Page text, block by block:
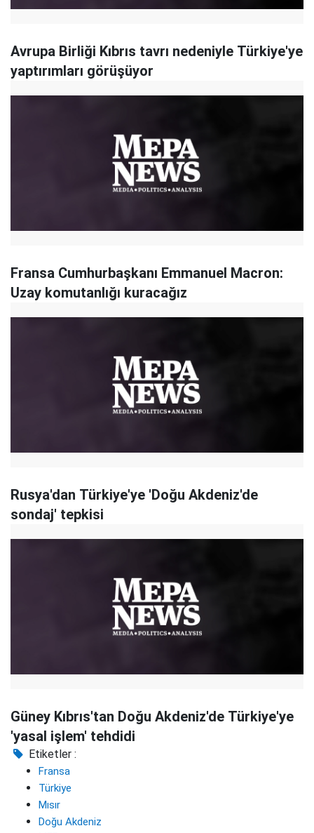
Avrupa Birliği Kıbrıs tavrı nedeniyle Türkiye'ye
yaptırımları görüşüyor
Fransa Cumhurbaşkanı Emmanuel Macron:
Uzay komutanlığı kuracağız
Rusya'dan Türkiye'ye 'Doğu Akdeniz'de
sondaj' tepkisi
Güney Kıbrıs'tan Doğu Akdeniz'de Türkiye'ye
'yasal işlem' tehdidi
Etiketler :
Fransa
Türkiye
Mısır
Doğu Akdeniz